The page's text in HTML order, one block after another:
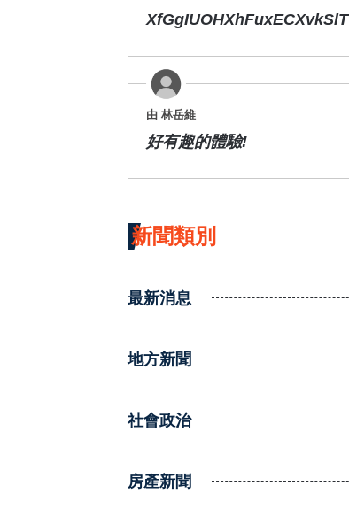
XfGgIUOHXhFuxECXvkSlT
由 林岳維
好有趣的體驗!
新聞類別
最新消息
地方新聞
社會政治
房產新聞